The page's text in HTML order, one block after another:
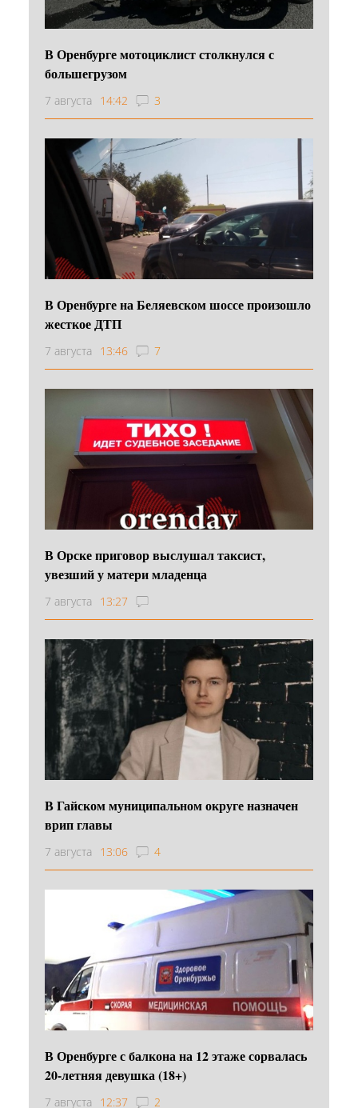
В Оренбурге мотоциклист столкнулся с
большегрузом
7 августа 14:42 3
В Оренбурге на Беляевском шоссе произошло
жесткое ДТП
7 августа 13:46 7
В Орске приговор выслушал таксист,
увезший у матери младенца
7 августа 13:27
В Гайском муниципальном округе назначен
врип главы
7 августа 13:06 4
В Оренбурге с балкона на 12 этаже сорвалась
20-летняя девушка (18+)
7 августа 12:37 2